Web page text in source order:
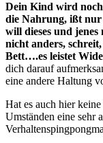
Dein Kind wird
die Nahrung, ißt
will dieses und jenes
nicht anders,
Bett….es leistet
dich darauf
eine andere Haltung
Hat es auch hier
Umständen eine sehr